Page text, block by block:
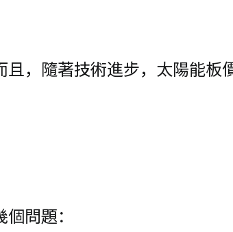
，隨著技術進步，太陽能板
問題：